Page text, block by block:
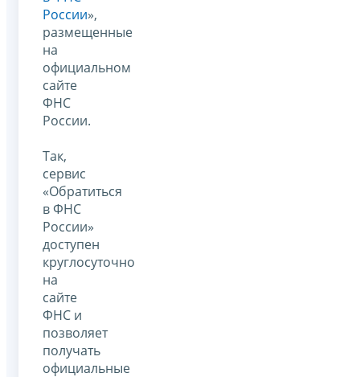
России»,
размещенные
на
официальном
сайте
ФНС
России.
Так,
сервис
«Обратиться
в ФНС
России»
доступен
круглосуточно
на
сайте
ФНС и
позволяет
получать
официальные